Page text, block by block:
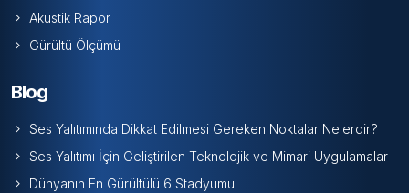
Akustik Rapor
Gürültü Ölçümü
Blog
Ses Yalıtımında Dikkat Edilmesi Gereken Noktalar Nelerdir?
Ses Yalıtımı İçin Geliştirilen Teknolojik ve Mimari Uygulamalar
Dünyanın En Gürültülü 6 Stadyumu